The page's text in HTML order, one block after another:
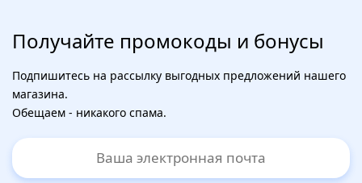
Получайте промокоды и бонусы
Подпишитесь на рассылку выгодных предложений нашего
магазина.
Обещаем - никакого спама.